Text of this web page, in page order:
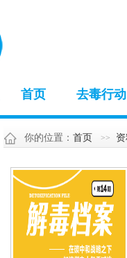
首页 去毒行动
你的位置： 首页